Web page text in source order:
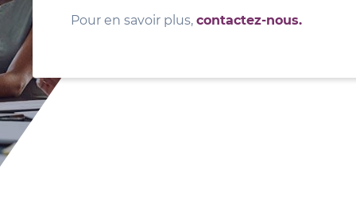
Pour en savoir plus, contactez-nous.